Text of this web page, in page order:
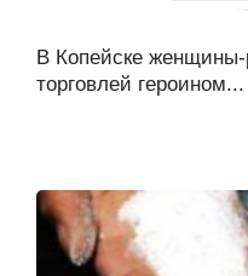
В Копейске
торговлей героином...